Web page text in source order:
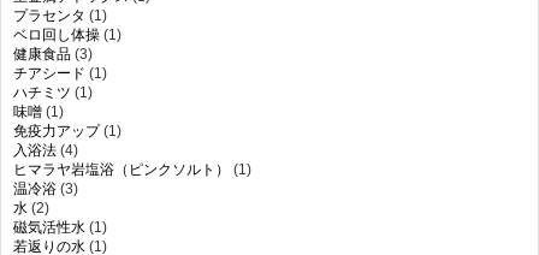
プラセンタ (1)
ベロ回し体操 (1)
健康食品 (3)
チアシード (1)
ハチミツ (1)
味噌 (1)
免疫力アップ(1)
入浴法 (4)
ヒマラヤ岩塩浴（ピンクソルト）
(1)
温冷浴 (3)
水 (2)
磁気活性水 (1)
若返りの水 (1)